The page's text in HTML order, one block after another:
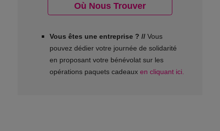
Où Nous Trouver
Vous êtes une entreprise ? //Vous
pouvez dédier votre journée de solidarité
en proposant votre bénévolat sur les
opérations paquets cadeauxen cliquant ici.